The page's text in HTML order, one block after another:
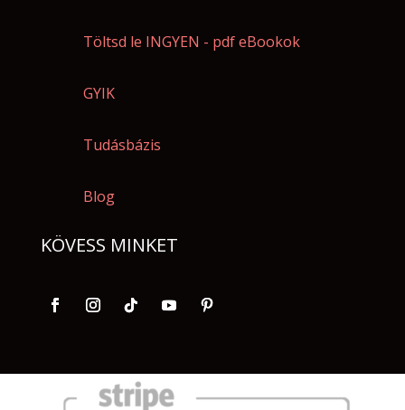
Töltsd le INGYEN - pdf eBookok
GYIK
Tudásbázis
Blog
KÖVESS MINKET